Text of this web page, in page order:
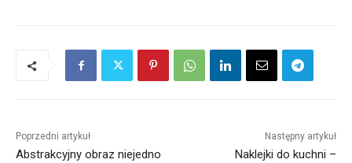
Poprzedni artykuł
Abstrakcyjny obraz niejedno
Następny artykuł
Naklejki do kuchni –